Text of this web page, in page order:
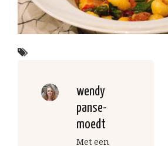
wendy
panse-
moedt
Met een